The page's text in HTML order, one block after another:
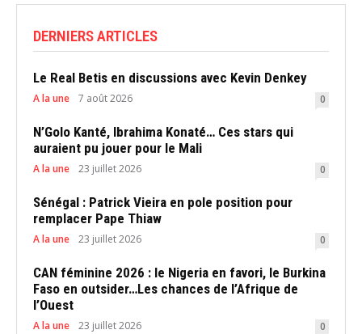
DERNIERS ARTICLES
Le Real Betis en discussions avec Kevin Denkey
A la une 7 août 2026 0
N’Golo Kanté, Ibrahima Konaté… Ces stars qui
auraient pu jouer pour le Mali
A la une 23 juillet 2026 0
Sénégal : Patrick Vieira en pole position pour
remplacer Pape Thiaw
A la une 23 juillet 2026 0
CAN féminine 2026 : le Nigeria en favori, le Burkina
Faso en outsider…Les chances de l’Afrique de
l’Ouest
A la une 23 juillet 2026 0